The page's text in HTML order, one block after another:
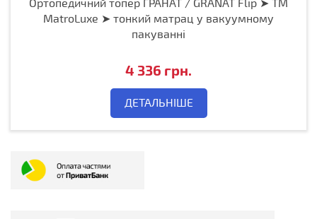
Ортопедичний топер ГРАНАТ / GRANAT Flip ➤ ТМ
MatroLuxe ➤ тонкий матрац у вакуумному
пакуванні
4 336 грн.
ДЕТАЛЬНІШЕ